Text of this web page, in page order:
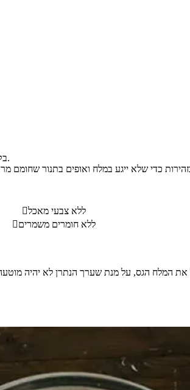
בקערה קטנה מערבבים את שמן הזית והבזיליקום, ומורחים את העוף בעזרת מברשת אפייה.
ללא צבעי מאכל
ללא חומרים משמרים